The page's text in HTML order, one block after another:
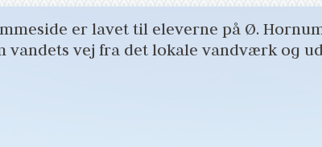
er lavet til eleverne på Ø.
vej fra det lokale vandværk og